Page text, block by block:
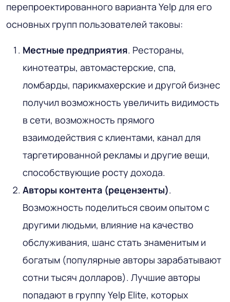
перепроектированного варианта Yelp для его
основных групп пользователей таковы:
Местные предприятия. Рестораны,
кинотеатры, автомастерские, спа,
ломбарды, парикмахерские и другой бизнес
получил возможность увеличить видимость
в сети, возможность прямого
взаимодействия с клиентами, канал для
таргетированной рекламы и другие вещи,
способствующие росту дохода.
Авторы контента (рецензенты).
Возможность поделиться своим опытом с
другими людьми, влияние на качество
обслуживания, шанс стать знаменитым и
богатым (популярные авторы зарабатывают
сотни тысяч долларов). Лучшие авторы
попадают в группу Yelp Elite, которых